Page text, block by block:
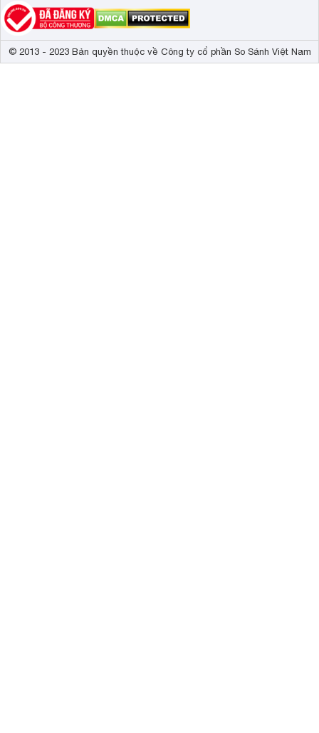
© 2013 - 2023 Bản quyền thuộc về Công ty cổ phần So Sánh Việt Nam